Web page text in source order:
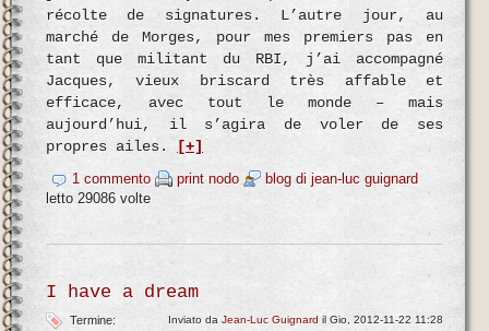
récolte de signatures. L’autre jour, au
marché de Morges, pour mes premiers pas en
tant que militant du RBI, j’ai accompagné
Jacques, vieux briscard très affable et
efficace, avec tout le monde – mais
aujourd’hui, il s’agira de voler de ses
propres ailes.
[+]
1 commento
print nodo
blog di jean-luc guignard
letto 29086 volte
I have a dream
Inviato da Jean-Luc Guignard il Gio, 2012-11-22 11:28
Termine: